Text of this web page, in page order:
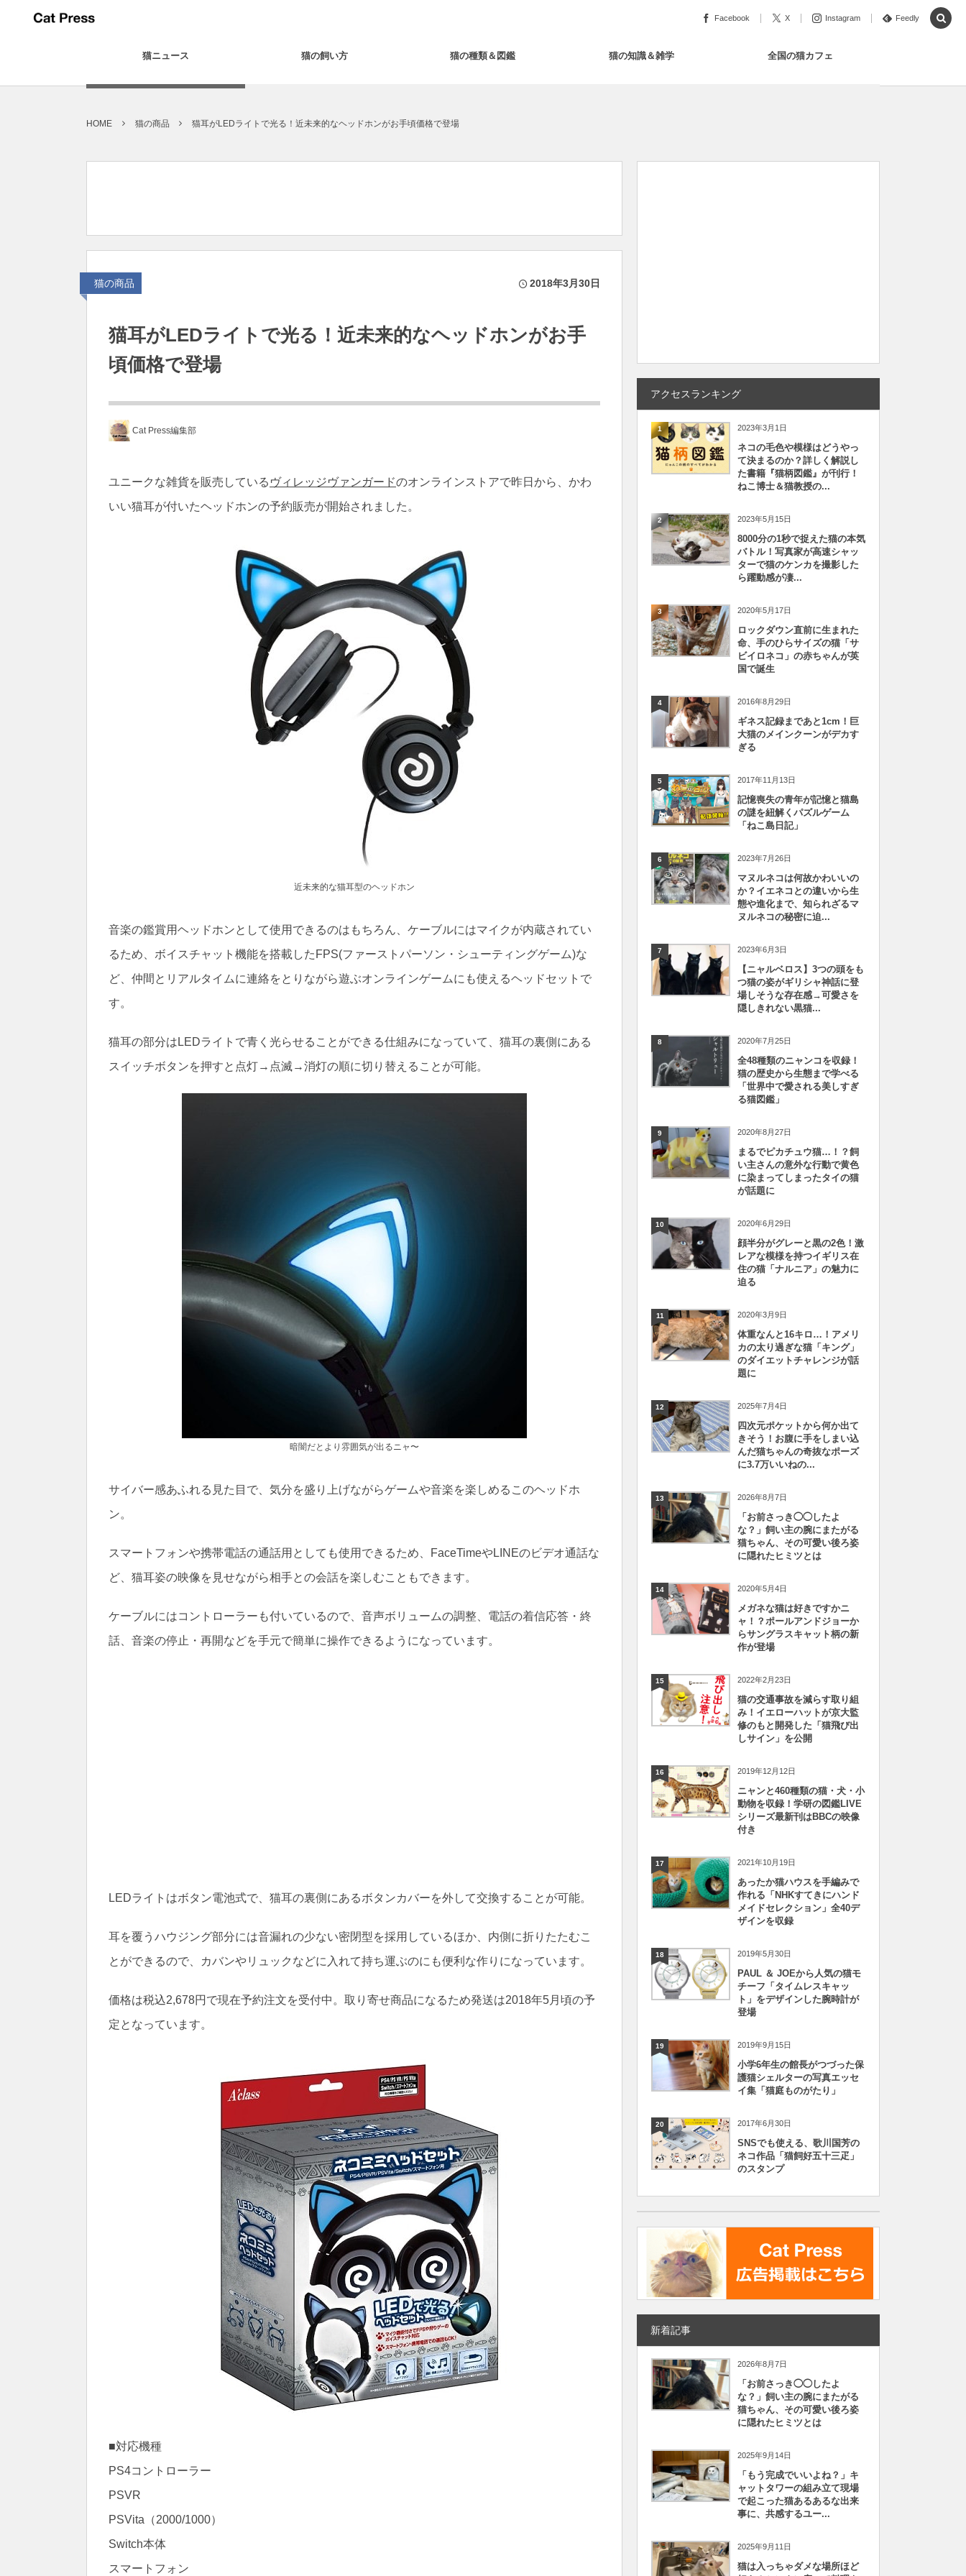
Facebook X Instagram Feedly
猫ニュース 猫の飼い方 猫の種類＆図鑑 猫の知識＆雑学 全国の猫カフェ
HOME 猫の商品 猫耳がLEDライトで光る！近未来的なヘッドホンがお手頃価格で登場
猫の商品 2018年3月30日
猫耳がLEDライトで光る！近未来的なヘッドホンがお手
頃価格で登場
Cat Press編集部
ユニークな雑貨を販売している ヴィレッジヴァンガードのオンラインストアで昨日から、かわ
いい猫耳が付いたヘッドホンの予約販売が開始されました。
近未来的な猫耳型のヘッドホン
音楽の鑑賞用ヘッドホンとして使用できるのはもちろん、ケーブルにはマイクが内蔵されてい
るため、ボイスチャット機能を搭載したFPS(ファーストパーソン・シューティングゲーム)な
ど、仲間とリアルタイムに連絡をとりながら遊ぶオンラインゲームにも使えるヘッドセットで
す。
猫耳の部分はLEDライトで青く光らせることができる仕組みになっていて、猫耳の裏側にある
スイッチボタンを押すと点灯→点滅→消灯の順に切り替えることが可能。
暗闇だとより雰囲気が出るニャ〜
サイバー感あふれる見た目で、気分を盛り上げながらゲームや音楽を楽しめるこのヘッドホ
ン。
スマートフォンや携帯電話の通話用としても使用できるため、FaceTimeやLINEのビデオ通話な
ど、猫耳姿の映像を見せながら相手との会話を楽しむこともできます。
ケーブルにはコントローラーも付いているので、音声ボリュームの調整、電話の着信応答・終
話、音楽の停止・再開などを手元で簡単に操作できるようになっています。
LEDライトはボタン電池式で、猫耳の裏側にあるボタンカバーを外して交換することが可能。
耳を覆うハウジング部分には音漏れの少ない密閉型を採用しているほか、内側に折りたたむこ
とができるので、カバンやリュックなどに入れて持ち運ぶのにも便利な作りになっています。
価格は税込2,678円で現在予約注文を受付中。取り寄せ商品になるため発送は2018年5月頃の予
定となっています。
■対応機種
PS4コントローラー
PSVR
PSVita（2000/1000）
Switch本体
スマートフォン
アクセスランキング
1 2023年3月1日
ネコの毛色や模様はどうやっ
て決まるのか？詳しく解説し
た書籍『猫柄図鑑』が刊行！
ねこ博士＆猫教授の...
2 2023年5月15日
8000分の1秒で捉えた猫の本気
バトル！写真家が高速シャッ
ターで猫のケンカを撮影した
ら躍動感が凄...
3 2020年5月17日
ロックダウン直前に生まれた
命、手のひらサイズの猫「サ
ビイロネコ」の赤ちゃんが英
国で誕生
4 2016年8月29日
ギネス記録まであと1cm！巨
大猫のメインクーンがデカす
ぎる
5 2017年11月13日
記憶喪失の青年が記憶と猫島
の謎を紐解くパズルゲーム
「ねこ島日記」
6 2023年7月26日
マヌルネコは何故かわいいの
か？イエネコとの違いから生
態や進化まで、知られざるマ
ヌルネコの秘密に迫...
7 2023年6月3日
【ニャルベロス】3つの頭をも
つ猫の姿がギリシャ神話に登
場しそうな存在感→可愛さを
隠しきれない黒猫...
8 2020年7月25日
全48種類のニャンコを収録！
猫の歴史から生態まで学べる
「世界中で愛される美しすぎ
る猫図鑑」
9 2020年8月27日
まるでピカチュウ猫…！？飼
い主さんの意外な行動で黄色
に染まってしまったタイの猫
が話題に
10 2020年6月29日
顔半分がグレーと黒の2色！激
レアな模様を持つイギリス在
住の猫「ナルニア」の魅力に
迫る
11 2020年3月9日
体重なんと16キロ…！アメリ
カの太り過ぎな猫「キング」
のダイエットチャレンジが話
題に
12 2025年7月4日
四次元ポケットから何か出て
きそう！お腹に手をしまい込
んだ猫ちゃんの奇抜なポーズ
に3.7万いいねの...
13 2026年8月7日
「お前さっき◯◯したよ
な？」飼い主の腕にまたがる
猫ちゃん、その可愛い後ろ姿
に隠れたヒミツとは
14 2020年5月4日
メガネな猫は好きですかニ
ャ！？ポールアンドジョーか
らサングラスキャット柄の新
作が登場
15 2022年2月23日
猫の交通事故を減らす取り組
み！イエローハットが京大監
修のもと開発した「猫飛び出
しサイン」を公開
16 2019年12月12日
ニャンと460種類の猫・犬・小
動物を収録！学研の図鑑LIVE
シリーズ最新刊はBBCの映像
付き
17 2021年10月19日
あったか猫ハウスを手編みで
作れる「NHKすてきにハンド
メイドセレクション」全40デ
ザインを収録
18 2019年5月30日
PAUL ＆ JOEから人気の猫モ
チーフ「タイムレスキャッ
ト」をデザインした腕時計が
登場
19 2019年9月15日
小学6年生の館長がつづった保
護猫シェルターの写真エッセ
イ集「猫庭ものがたり」
20 2017年6月30日
SNSでも使える、歌川国芳の
ネコ作品「猫飼好五十三疋」
のスタンプ
新着記事
2026年8月7日
「お前さっき◯◯したよ
な？」飼い主の腕にまたがる
猫ちゃん、その可愛い後ろ姿
に隠れたヒミツとは
2025年9月14日
「もう完成でいいよね？」キ
ャットタワーの組み立て現場
で起こった猫あるあるな出来
事に、共感するユー...
2025年9月11日
猫は入っちゃダメな場所ほど